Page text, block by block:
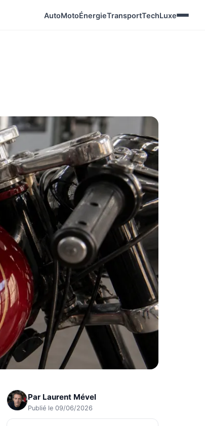
AutoMotoÉnergieTransportTechLuxe
Par Laurent Mével
Publié le 09/06/2026